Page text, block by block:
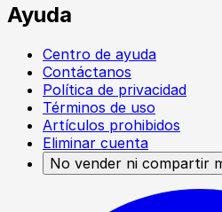
Ayuda
Centro de ayuda
Contáctanos
Política de privacidad
Términos de uso
Artículos prohibidos
Eliminar cuenta
No vender ni compartir